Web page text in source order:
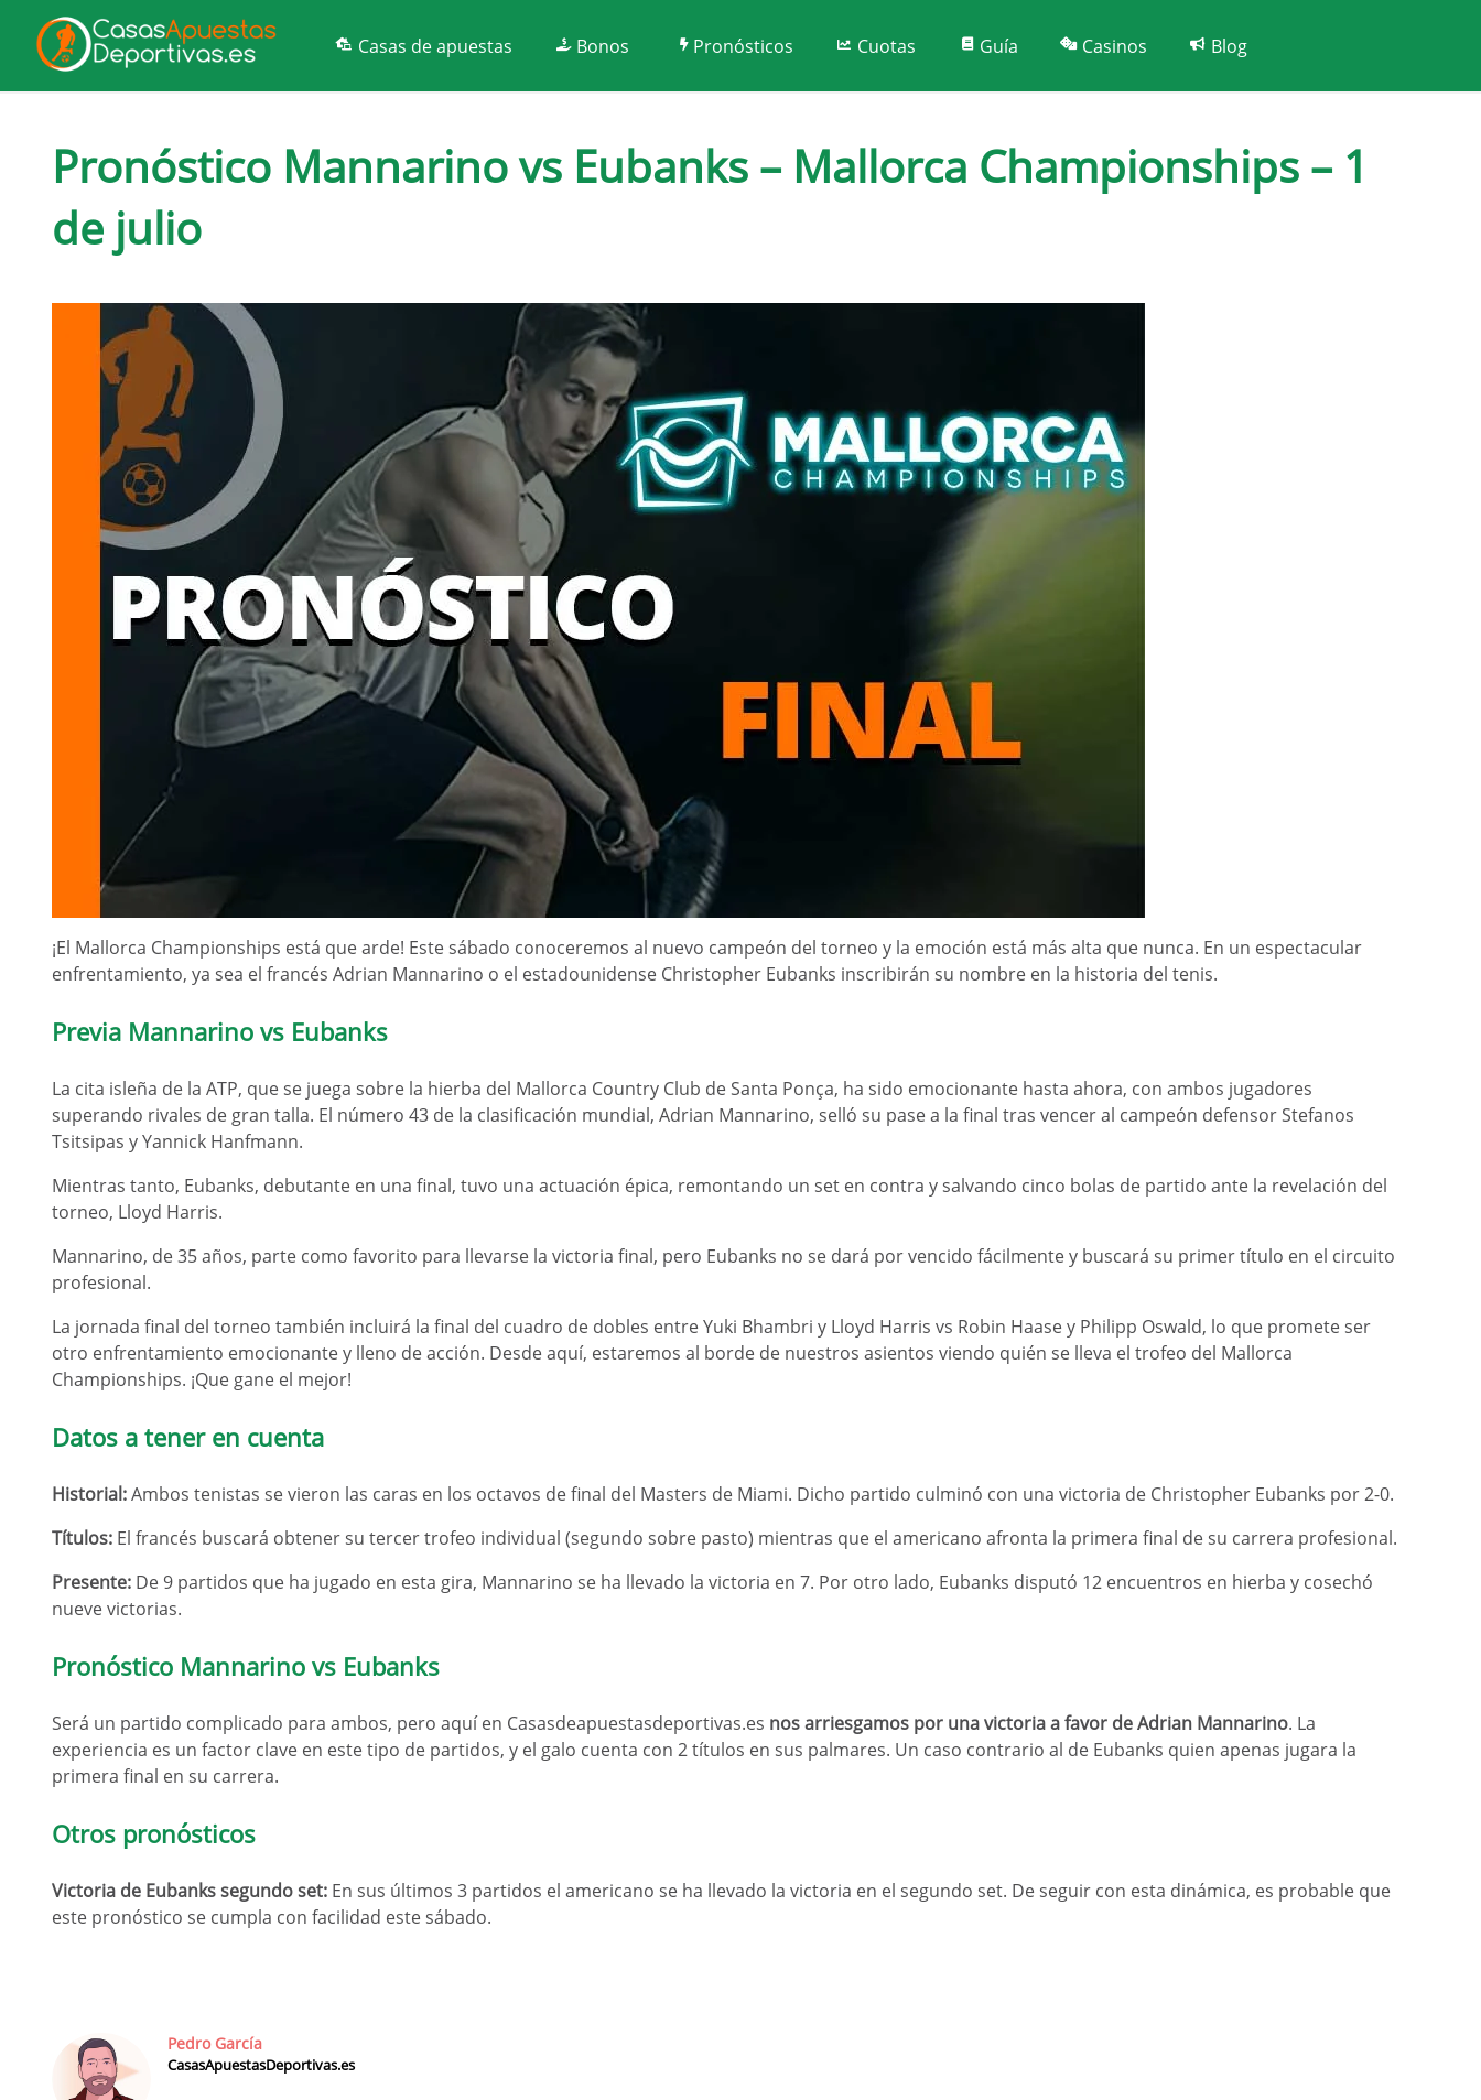
¿Tienes más de 18 años?
Casas de apuestas Bonos Pronósticos Cuotas Guía Casinos Blog
Pronóstico Mannarino vs Eubanks – Mallorca Championships – 1
de julio
¡El Mallorca Championships está que arde! Este sábado conoceremos al nuevo campeón del torneo y la emoción está más alta que nunca. En un espectacular
enfrentamiento, ya sea el francés Adrian Mannarino o el estadounidense Christopher Eubanks inscribirán su nombre en la historia del tenis.
Previa Mannarino vs Eubanks
La cita isleña de la ATP, que se juega sobre la hierba del Mallorca Country Club de Santa Ponça, ha sido emocionante hasta ahora, con ambos jugadores
superando rivales de gran talla. El número 43 de la clasificación mundial, Adrian Mannarino, selló su pase a la final tras vencer al campeón defensor Stefanos
Tsitsipas y Yannick Hanfmann.
Mientras tanto, Eubanks, debutante en una final, tuvo una actuación épica, remontando un set en contra y salvando cinco bolas de partido ante la revelación del
torneo, Lloyd Harris.
Mannarino, de 35 años, parte como favorito para llevarse la victoria final, pero Eubanks no se dará por vencido fácilmente y buscará su primer título en el circuito
profesional.
La jornada final del torneo también incluirá la final del cuadro de dobles entre Yuki Bhambri y Lloyd Harris vs Robin Haase y Philipp Oswald, lo que promete ser
otro enfrentamiento emocionante y lleno de acción. Desde aquí, estaremos al borde de nuestros asientos viendo quién se lleva el trofeo del Mallorca
Championships. ¡Que gane el mejor!
Datos a tener en cuenta
Historial:Ambos tenistas se vieron las caras en los octavos de final del Masters de Miami. Dicho partido culminó con una victoria de Christopher Eubanks por 2-0.
Títulos: El francés buscará obtener su tercer trofeo individual (segundo sobre pasto) mientras que el americano afronta la primera final de su carrera profesional.
Presente: De 9 partidos que ha jugado en esta gira, Mannarino se ha llevado la victoria en 7. Por otro lado, Eubanks disputó 12 encuentros en hierba y cosechó
nueve victorias.
Pronóstico Mannarino vs Eubanks
Será un partido complicado para ambos, pero aquí en Casasdeapuestasdeportivas.es nos arriesgamos por una victoria a favor de Adrian Mannarino. La
experiencia es un factor clave en este tipo de partidos, y el galo cuenta con 2 títulos en sus palmares. Un caso contrario al de Eubanks quien apenas jugara la
primera final en su carrera.
Otros pronósticos
Victoria de Eubanks segundo set: En sus últimos 3 partidos el americano se ha llevado la victoria en el segundo set. De seguir con esta dinámica, es probable que
este pronóstico se cumpla con facilidad este sábado.
Pedro García
CasasApuestasDeportivas.es